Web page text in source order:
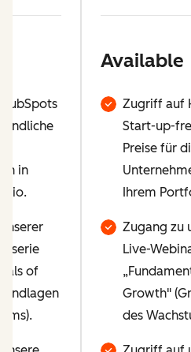
in
of
Available
Zugriff auf
Start-up-
Preise für
Ihrem
Zugang zu
Live-
Growth"
des